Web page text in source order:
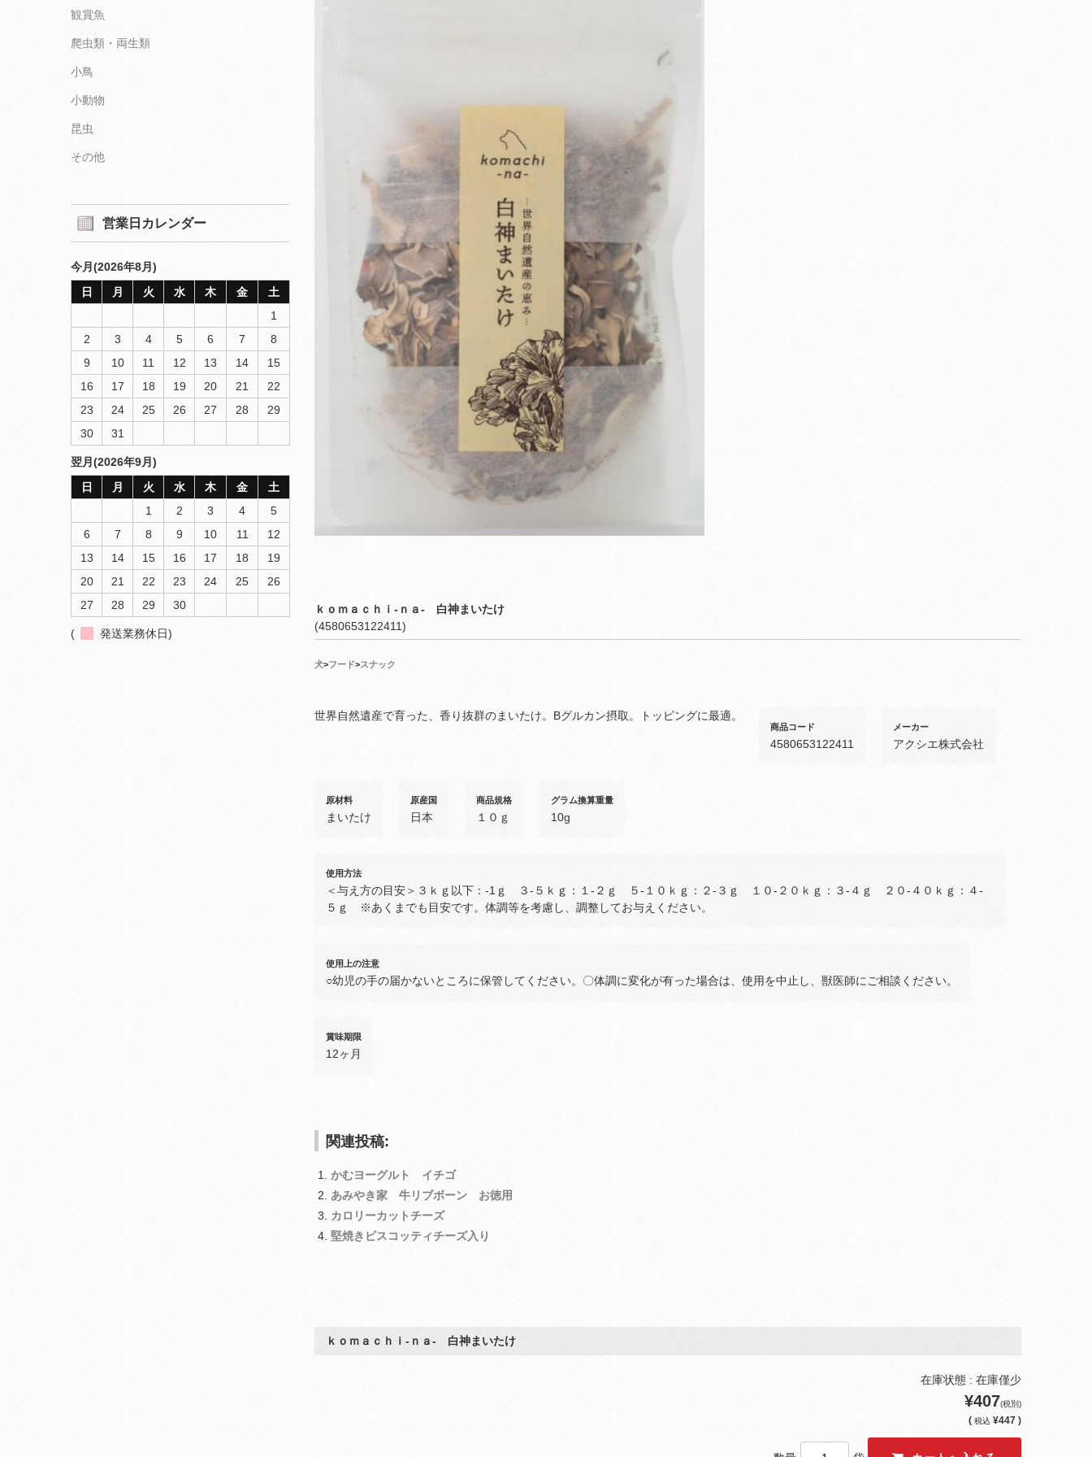
ｋｏｍａｃｈｉ‐ｎａ‐ 白神まいたけ
(4580653122411)
犬>フード>スナック
世界自然遺産で育った、香り抜群のまいたけ。Βグルカン摂取。トッピングに最適。
商品コード
4580653122411
メーカー
アクシエ株式会社
原材料
まいたけ
原産国
日本
商品規格
１０ｇ
グラム換算重量
10g
使用方法
＜与え方の目安＞３ｋｇ以下：‐1ｇ ３‐５ｋｇ：１‐２ｇ ５‐１０ｋｇ：２‐３ｇ １０‐２０ｋｇ：３‐４ｇ ２０‐４０ｋｇ：４‐
５ｇ ※あくまでも目安です。体調等を考慮し、調整してお与えください。
使用上の注意
○幼児の手の届かないところに保管してください。〇体調に変化が有った場合は、使用を中止し、獣医師にご相談ください。
賞味期限
12ヶ月
関連投稿:
かむヨーグルト イチゴ
あみやき家 牛リブボーン お徳用
カロリーカットチーズ
堅焼きビスコッティチーズ入り
ｋｏｍａｃｈｉ‐ｎａ‐ 白神まいたけ
在庫状態 : 在庫僅少
¥407(税別)
( 税込 ¥447 )
観賞魚
爬虫類・両生類
小鳥
小動物
昆虫
その他
営業日カレンダー
今月(2026年8月)
日
月 火 水 木 金
土
1
2
3 4 5 6 7
8
9
10 11 12 13 14
15
16
17 18 19 20 21
22
23
24 25 26 27 28
29
30
31
翌月(2026年9月)
日
月 火 水 木 金
土
1
2 3 4
5
6
7 8 9 10 11
12
13
14 15 16 17 18
19
20
21 22 23 24 25
26
27
28 29 30
( 発送業務休日)